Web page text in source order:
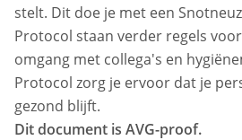
stelt. Dit doe je met een
Protocol staan verder regels
omgang met collega's en
Protocol zorg je ervoor dat je
gezond blijft.
Dit document is AVG-proof.